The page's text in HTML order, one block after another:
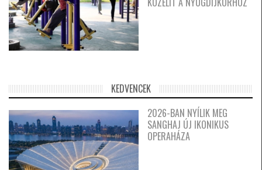
KEDVENCEK
2026-BAN NYÍLIK MEG
SANGHAJ ÚJ IKONIKUS
OPERAHÁZA